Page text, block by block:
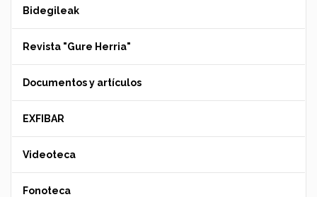
Bidegileak
Revista "Gure Herria"
Documentos y artículos
EXFIBAR
Videoteca
Fonoteca